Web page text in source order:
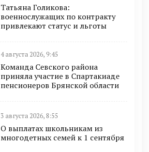
Татьяна Голикова:
военнослужащих по контракту
привлекают статус и льготы
4 августа 2026, 9:45
Команда Севского района
приняла участие в Спартакиаде
пенсионеров Брянской области
3 августа 2026, 8:55
О выплатах школьникам из
многодетных семей к 1 сентября